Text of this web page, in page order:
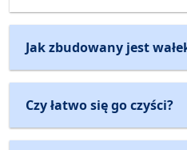
Jak zbudowany jest
Czy łatwo się go czyści?